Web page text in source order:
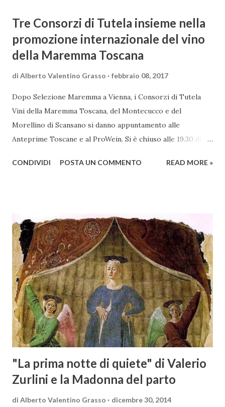
Tre Consorzi di Tutela insieme nella
promozione internazionale del vino
della Maremma Toscana
di Alberto Valentino Grasso febbraio 08, 2017
Dopo Selezione Maremma a Vienna, i Consorzi di Tutela
Vini della Maremma Toscana, del Montecucco e del
Morellino di Scansano si danno appuntamento alle
Anteprime Toscane e al ProWein. Si è chiuso alle 19.30 di
presso l’Hotel Regina di Vienna dalla società Wein & Kultur,
territorio maremmano: Consorzio Tutela Vini della
Maremma Toscana, del Montecucco e del Morellino di
Scansano. Scopo dell’iniziativa è stato quello di promuovere
le eccellenze vitivinicole della regione in Austria, un
mercato dove il potenziale di crescita è ancora molto alto,
assistendo i produttori nella creazione di contatti
commerciali con gli operatori locali. Gli organizzatori
dell’evento, Christian Bauer, austriaco ed esperto di vini e
conoscitore dei mercati di lingua tedes...
CONDIVIDI POSTA UN COMMENTO READ MORE »
"La prima notte di quiete" di Valerio
Zurlini e la Madonna del parto
di Alberto Valentino Grasso dicembre 30, 2014